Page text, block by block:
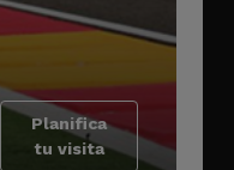
Planifica
tu visita